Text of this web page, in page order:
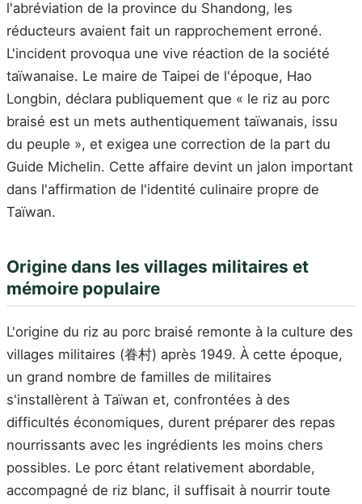
l'abréviation de la province du Shandong, les
réducteurs avaient fait un rapprochement erroné.
L'incident provoqua une vive réaction de la société
taïwanaise. Le maire de Taipei de l'époque, Hao
Longbin, déclara publiquement que « le riz au porc
braisé est un mets authentiquement taïwanais, issu
du peuple », et exigea une correction de la part du
Guide Michelin. Cette affaire devint un jalon important
dans l'affirmation de l'identité culinaire propre de
Taïwan.
Origine dans les villages militaires et
mémoire populaire
L'origine du riz au porc braisé remonte à la culture des
villages militaires (眷村) après 1949. À cette époque,
un grand nombre de familles de militaires
s'installèrent à Taïwan et, confrontées à des
difficultés économiques, durent préparer des repas
nourrissants avec les ingrédients les moins chers
possibles. Le porc étant relativement abordable,
accompagné de riz blanc, il suffisait à nourrir toute